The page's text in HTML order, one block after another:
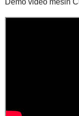
Demo video mesin